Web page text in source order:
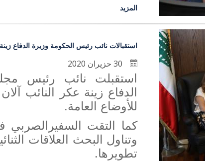
المزيد
استقبالات نائب رئيس الحكومة وزيرة الدفاع
استقبلت نائب رئيس
الدفاع زينة عكر النائب
للأوضاع العامة.
كما التقت السفيرالصربي
وتناول البحث العلاقات
تطويرها.